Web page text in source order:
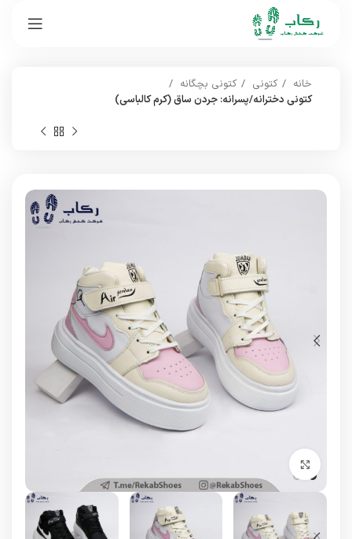
خانه کتونی
کتونی بچگانه
کتونی دخترانه/پسرانه: جردن ساق (کرم کالباسی)